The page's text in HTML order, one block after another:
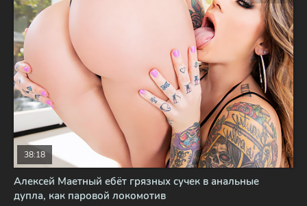
Алексей Маетный ебёт грязных сучек в анальные
дупла, как паровой локомотив
38:18